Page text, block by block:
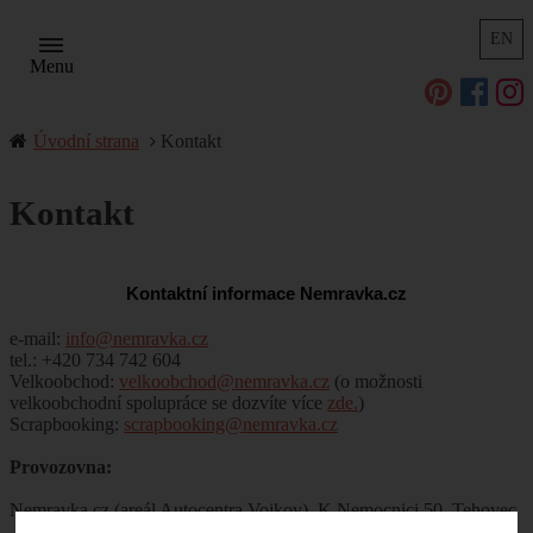
EN
Menu
Úvodní strana Kontakt
Kontakt
Kontaktní informace Nemravka.cz
e-mail: info@nemravka.cz
tel.: +420 734 742 604
Velkoobchod: velkoobchod@nemravka.cz (o možnosti
velkoobchodní spolupráce se dozvíte více zde.)
Scrapbooking: scrapbooking@nemravka.cz
Provozovna:
Nemravka.cz (areál Autocentra Vojkov), K Nemocnici 50, Tehovec